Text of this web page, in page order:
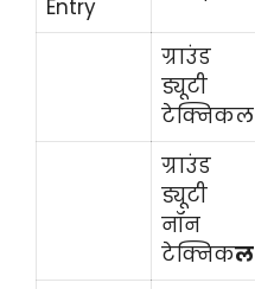
Entry
ग्राउंड
ड्यूटी
टेक्निकल
ग्राउंड
ड्यूटी
नॉन
टेक्निकल